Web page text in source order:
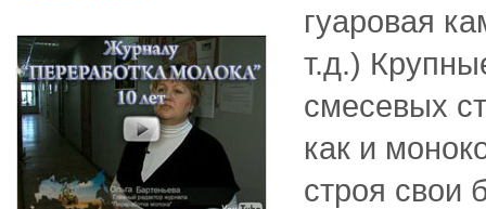
гуаровая
т.д.)
смесевых
как и
строя свои